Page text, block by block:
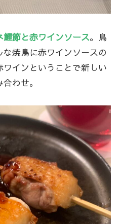
節と赤ワインソース。鳥
焼鳥に赤ワインソースの
インということで新しい
わせ。